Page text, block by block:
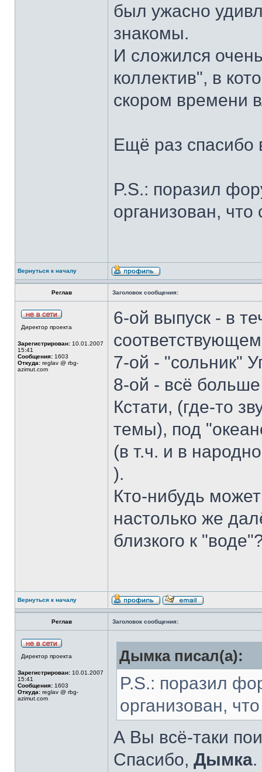
был ужасно
знакомы.
И сложился
коллектив", в
скором времени
Ещё раз спасибо
P.S.: поразил
организован, что
Вернуться к началу
Реглав Заголовок сообщения:
Директор проекта
Зарегистрирован: 10.01.2007
15:41
Сообщения: 1603
Откуда: reglav @ rbg-
azimut.com
6-ой выпуск - в
7-ой - "сольник"
8-ой - всё
Кстати, (где-то
темы), под
(в т.ч. и в
).
Кто-нибудь
настолько же
близкого к
Вернуться к началу
Реглав Заголовок сообщения:
Директор проекта
Зарегистрирован: 10.01.2007
15:41
Сообщения: 1603
Откуда: reglav @ rbg-
azimut.com
Дымка писал(а):
P.S.: поразил
организован,
А Вы всё-таки
Спасибо, Дымка